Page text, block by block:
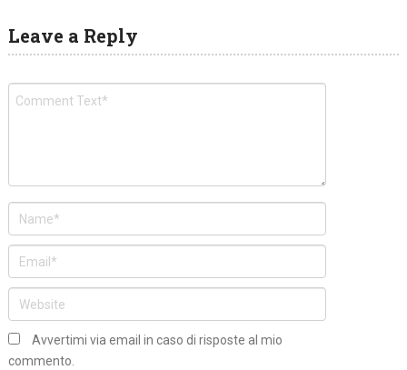
Leave a Reply
Avvertimi via email in caso di risposte al mio
commento.